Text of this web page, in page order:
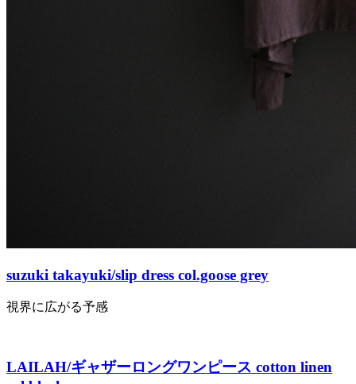
suzuki takayuki/slip dress col.goose grey
視界に広がる予感
LAILAH/ギャザーロングワンピース cotton linen